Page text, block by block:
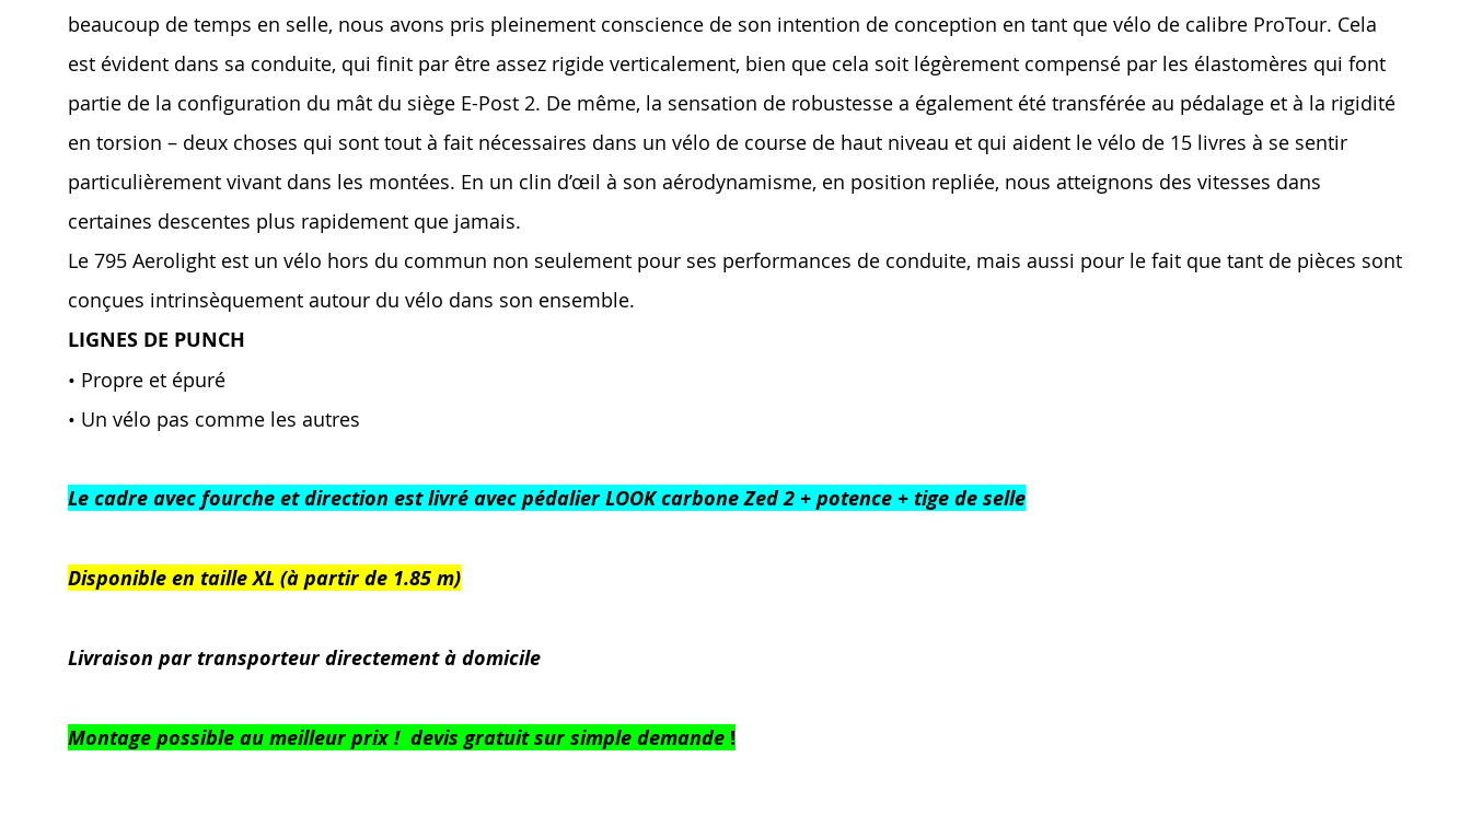
beaucoup de temps en selle, nous avons pris pleinement conscience de son intention de conception en tant que vélo de calibre ProTour. Cela
est évident dans sa conduite, qui finit par être assez rigide verticalement, bien que cela soit légèrement compensé par les élastomères qui font
partie de la configuration du mât du siège E-Post 2. De même, la sensation de robustesse a également été transférée au pédalage et à la rigidité
en torsion – deux choses qui sont tout à fait nécessaires dans un vélo de course de haut niveau et qui aident le vélo de 15 livres à se sentir
particulièrement vivant dans les montées. En un clin d’œil à son aérodynamisme, en position repliée, nous atteignons des vitesses dans
certaines descentes plus rapidement que jamais.
Le 795 Aerolight est un vélo hors du commun non seulement pour ses performances de conduite, mais aussi pour le fait que tant de pièces sont
conçues intrinsèquement autour du vélo dans son ensemble.
LIGNES DE PUNCH
• Propre et épuré
• Un vélo pas comme les autres
Le cadre avec fourche et direction est livré avec pédalier LOOK carbone Zed 2 + potence + tige de selle
Disponible en taille XL (à partir de 1.85 m)
Livraison par transporteur directement à domicile
Montage possible au meilleur prix ! devis gratuit sur simple demande !